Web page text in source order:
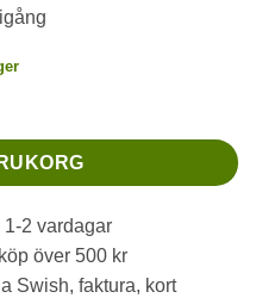
2 vardagar
över 500 kr
Swish, faktura, kort